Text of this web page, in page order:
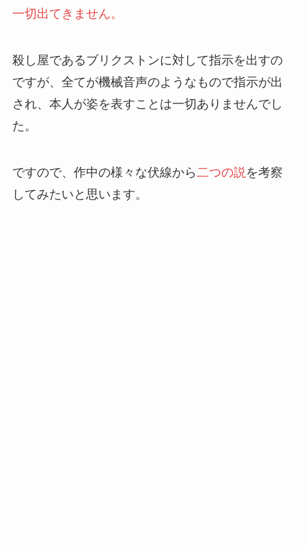
一切出てきません。
殺し屋であるブリクストンに対して指示を出すの
ですが、全てが機械音声のようなもので指示が出
され、本人が姿を表すことは一切ありませんでし
た。
ですので、作中の様々な伏線から 二つの説 を考察
してみたいと思います。